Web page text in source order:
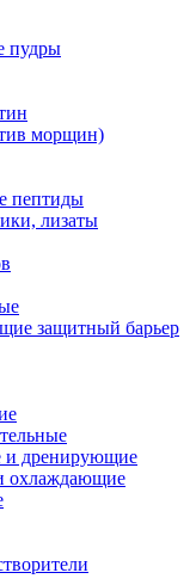
пудры
морщин)
пептиды
лизаты
защитный барьер
и дренирующие
охлаждающие